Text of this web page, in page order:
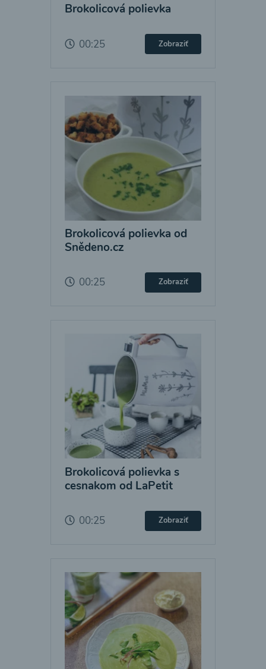
Brokolicová polievka
00:25 Zobraziť
Brokolicová polievka od
Snědeno.cz
00:25 Zobraziť
Brokolicová polievka s
cesnakom od LaPetit
00:25 Zobraziť